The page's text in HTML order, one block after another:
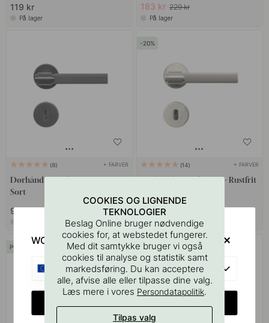
119 kr
På lager
183 kr 229 kr
På lager
8 + FARVER
Dørhåndtag Helix 200 Stripe -
Sort
989 kr
20
14 + FARVER
Dørhåndtag Helix 200 - Rustfrit
791 kr
På lager
POPULAR
COOKIES OG LIGNENDE
TEKNOLOGIER
Beslag Online bruger nødvendige
cookies for, at webstedet fungerer.
Med dit samtykke bruger vi også
cookies til analyse og statistik samt
markedsføring. Du kan acceptere
alle, afvise alle eller tilpasse dine valg.
Læs mere i vores Persondatapolitik.
Tilpas valg
WOULD YOU RATHER VISIT?
EU